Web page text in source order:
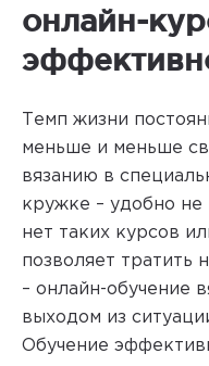
онлайн-
Темп жизни
меньше и меньше
вязанию в
кружке – удобно
нет таких курсов
позволяет тратить
– онлайн-обучение
выходом из
Обучение